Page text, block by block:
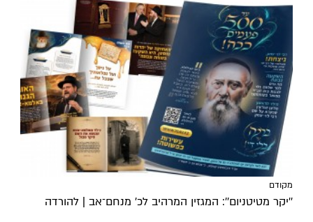
מקודם
''יקר מטיטניום'': המגזין המרהיב לכ’ מנחם־אב | להורדה